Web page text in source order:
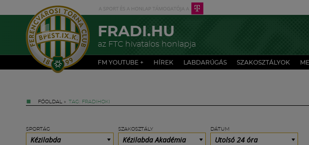
FRADI.HU
az FTC hivatalos honlapja
FM YOUTUBE + HÍREK LABDARÚGÁS SZAKOSZTÁLYOK
FŐOLDAL » TAG: FRADIHOKI
SPORTÁG
Kézilabda
SZAKOSZTÁLY
Kézilabda Akadémia
DÁTUM
Utolsó 24 óra